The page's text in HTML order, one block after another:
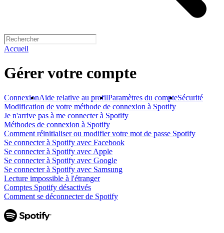
Accueil
Gérer votre compte
ConnexionAide relative au profilParamètres du compteSécurité
Modification de votre méthode de connexion à Spotify
Je n'arrive pas à me connecter à Spotify
Méthodes de connexion à Spotify
Comment réinitialiser ou modifier votre mot de passe Spotify
Se connecter à Spotify avec Facebook
Se connecter à Spotify avec Apple
Se connecter à Spotify avec Google
Se connecter à Spotify avec Samsung
Lecture impossible à l'étranger
Comptes Spotify désactivés
Comment se déconnecter de Spotify